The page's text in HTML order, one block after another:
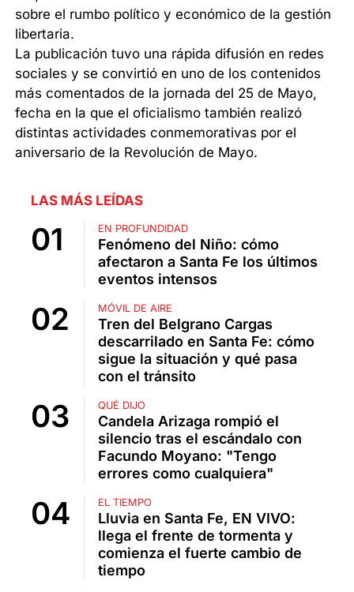
sobre el rumbo político y económico de la gestión
libertaria.
La publicación tuvo una rápida difusión en redes
sociales y se convirtió en uno de los contenidos
más comentados de la jornada del 25 de Mayo,
fecha en la que el oficialismo también realizó
distintas actividades conmemorativas por el
aniversario de la Revolución de Mayo.
LAS MÁS LEÍDAS
EN PROFUNDIDAD
Fenómeno del Niño: cómo
afectaron a Santa Fe los últimos
eventos intensos
MÓVIL DE AIRE
Tren del Belgrano Cargas
descarrilado en Santa Fe: cómo
sigue la situación y qué pasa
con el tránsito
QUÉ DIJO
Candela Arizaga rompió el
silencio tras el escándalo con
Facundo Moyano: "Tengo
errores como cualquiera"
EL TIEMPO
Lluvia en Santa Fe, EN VIVO:
llega el frente de tormenta y
comienza el fuerte cambio de
tiempo